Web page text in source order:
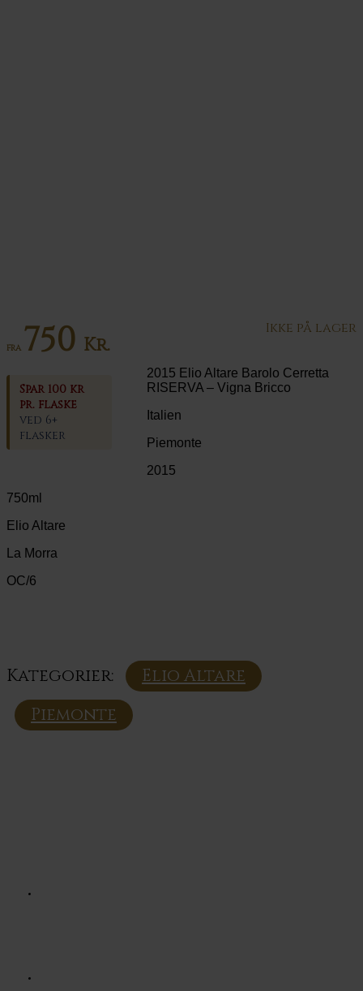
FRA 750 Kr.
Spar 100 kr
pr. flaske
ved 6+
flasker
Ikke på lager
2015 Elio Altare Barolo Cerretta
RISERVA – Vigna Bricco
Italien
Piemonte
2015
750ml
Elio Altare
La Morra
OC/6
Kategorier:
Elio Altare
Piemonte